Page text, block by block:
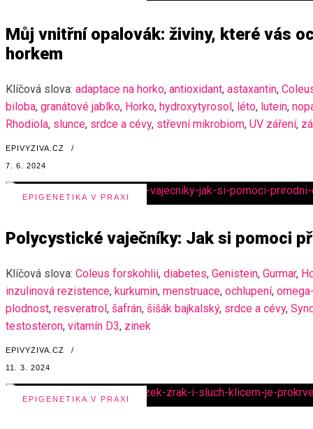
Můj vnitřní opalovák: živiny, které vás
horkem
Klíčová slova: adaptace na horko, antioxidant, astaxantin,
biloba, granátové jablko, Horko, hydroxytyrosol, léto, lutein,
Rhodiola, slunce, srdce a cévy, střevní mikrobiom, UV záření,
EPIVYZIVA.CZ /
7. 6. 2024
EPIGENETIKA V PRAXI
Polycystické vaječníky: Jak si pomoci
Klíčová slova: Coleus forskohlii, diabetes, Genistein, Gurmar,
inzulinová rezistence, kurkumin, menstruace, ochlupení,
plodnost, resveratrol, šafrán, šišák bajkalský, srdce a cévy,
testosteron, vitamín D3, zinek
EPIVYZIVA.CZ /
11. 3. 2024
EPIGENETIKA V PRAXI